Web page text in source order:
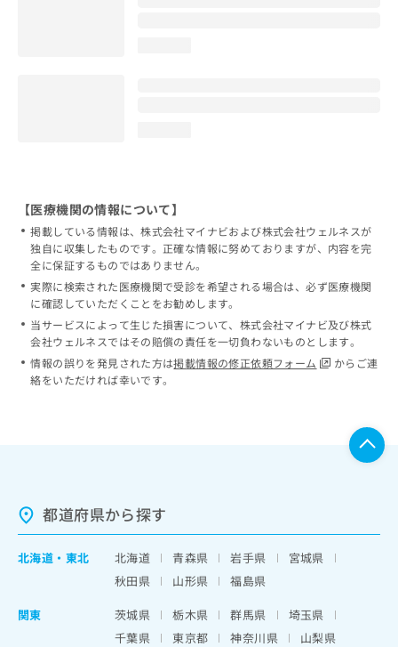
【医療機関の情報について】
掲載している情報は、株式会社マイナビおよび株式会社ウェルネスが
独自に収集したものです。正確な情報に努めておりますが、内容を完
全に保証するものではありません。
実際に検索された医療機関で受診を希望される場合は、必ず医療機関
に確認していただくことをお勧めします。
当サービスによって生じた損害について、株式会社マイナビ及び株式
会社ウェルネスではその賠償の責任を一切負わないものとします。
情報の誤りを発見された方は掲載情報の修正依頼フォーム
からご連
絡をいただければ幸いです。
都道府県から探す
北海道 ・ 東北 北海道 青森県 岩手県
宮城県
秋田県
山形県
福島県
関東
茨城県 栃木県 群馬県
埼玉県
千葉県
東京都 神奈川県
山梨県